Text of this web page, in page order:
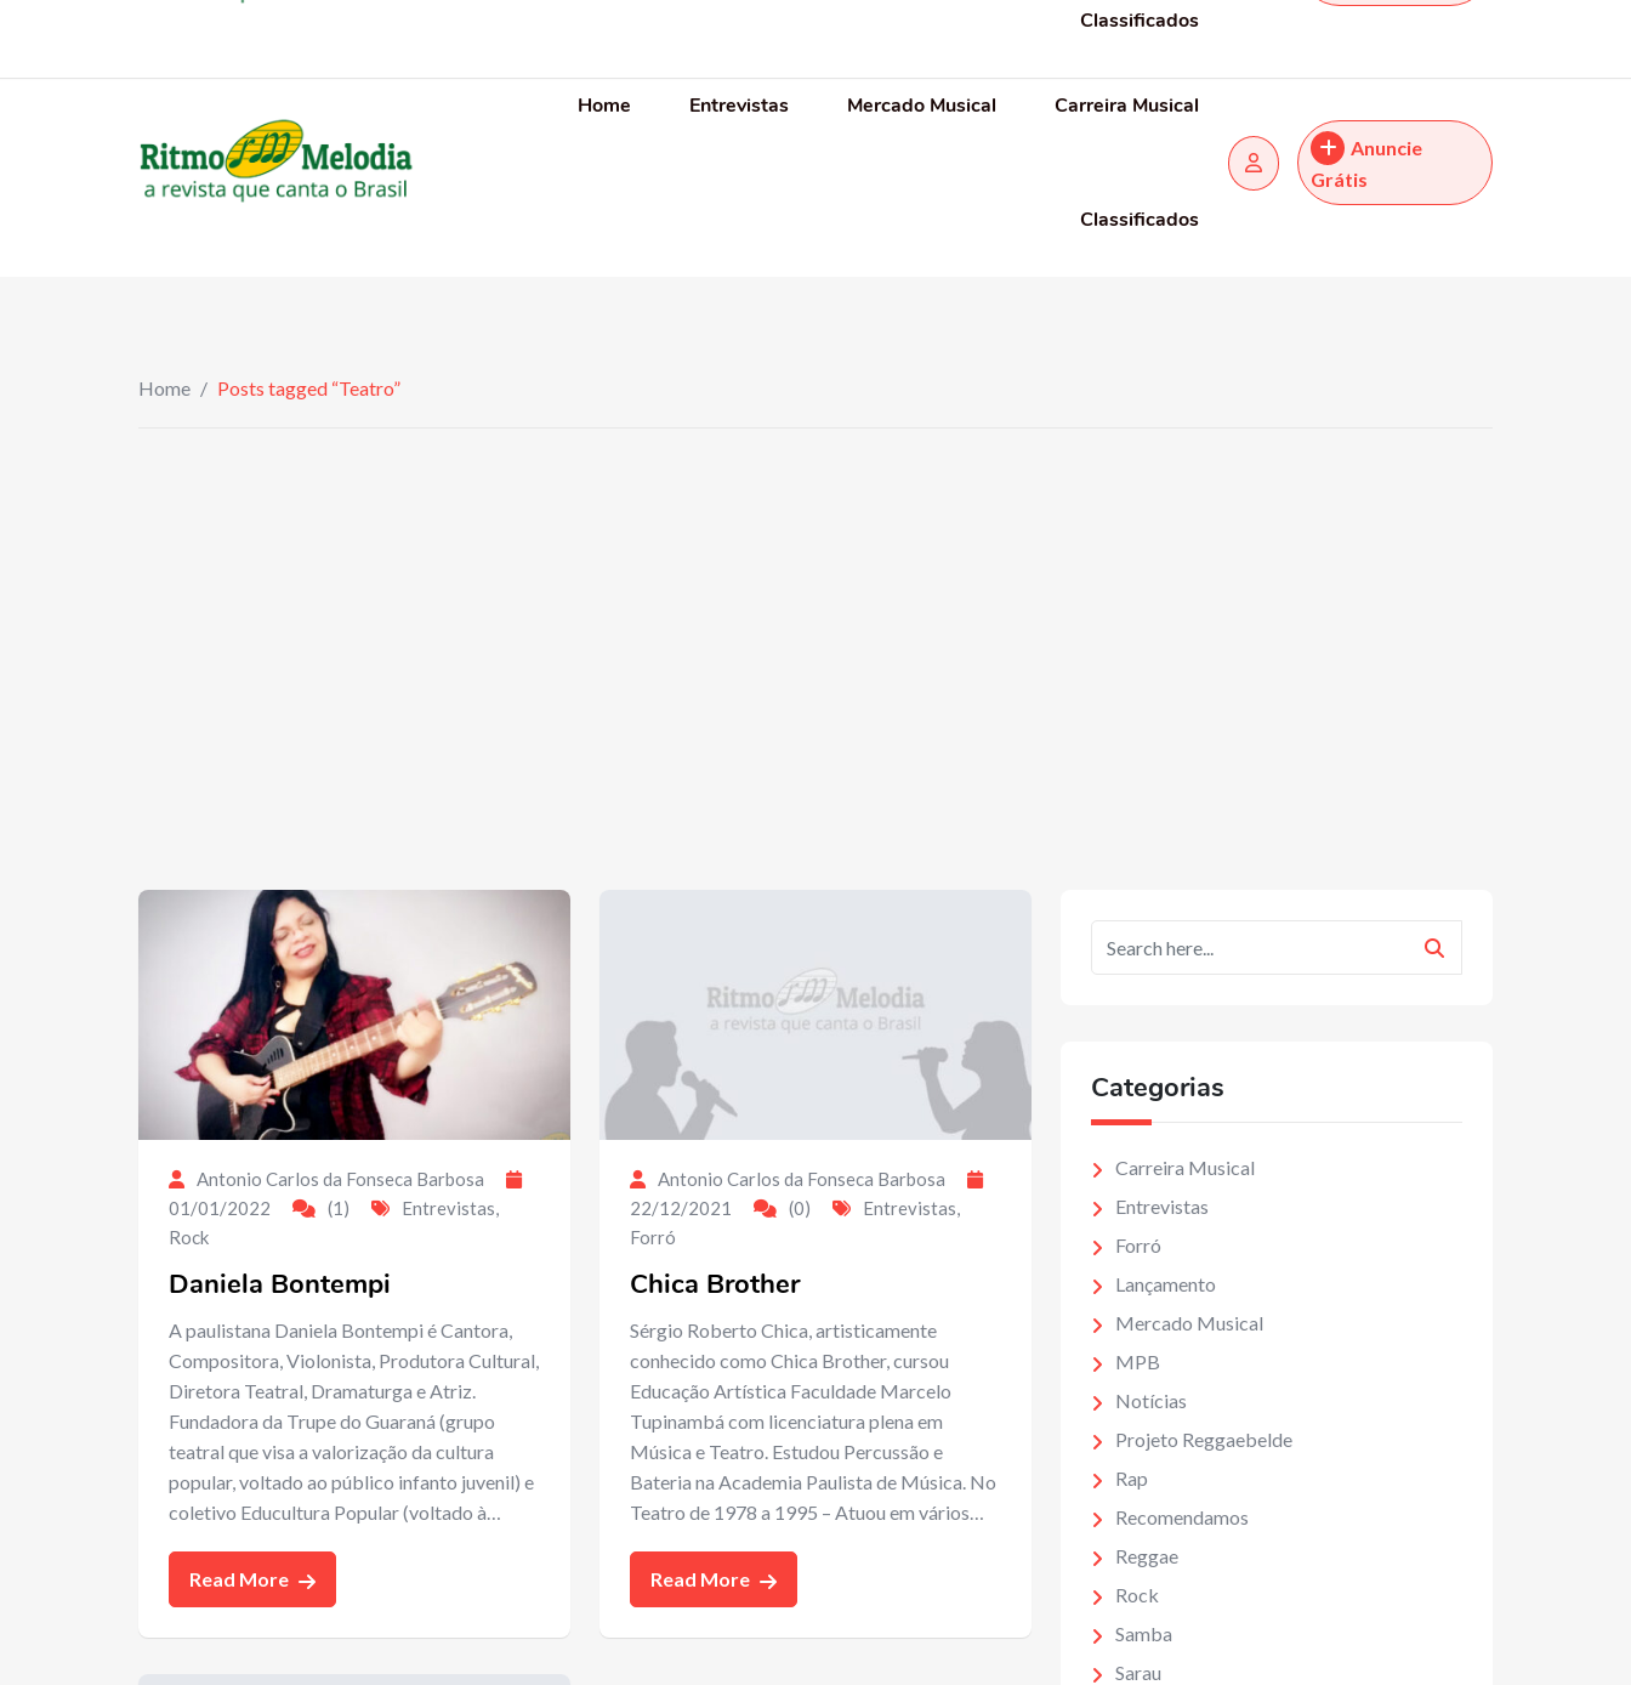
Home Entrevistas Mercado Musical Carreira Musical
Classificados
Anuncie
Grátis
Home / Posts tagged “Teatro”
Antonio Carlos da Fonseca Barbosa
01/01/2022
(1) Entrevistas,
Rock
Daniela Bontempi
A paulistana Daniela Bontempi é Cantora,
Compositora, Violonista, Produtora Cultural,
Diretora Teatral, Dramaturga e Atriz.
Fundadora da Trupe do Guaraná (grupo
teatral que visa a valorização da cultura
popular, voltado ao público infanto juvenil) e
coletivo Educultura Popular (voltado à…
Read More
Antonio Carlos da Fonseca Barbosa
22/12/2021
(0) Entrevistas,
Forró
Chica Brother
Sérgio Roberto Chica, artisticamente
conhecido como Chica Brother, cursou
Educação Artística Faculdade Marcelo
Tupinambá com licenciatura plena em
Música e Teatro. Estudou Percussão e
Bateria na Academia Paulista de Música. No
Teatro de 1978 a 1995 – Atuou em vários…
Read More
Categorias
Carreira Musical
Entrevistas
Forró
Lançamento
Mercado Musical
MPB
Notícias
Projeto Reggaebelde
Rap
Recomendamos
Reggae
Rock
Samba
Sarau
Classificados